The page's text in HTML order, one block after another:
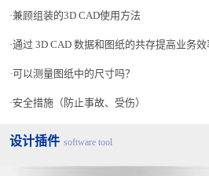
兼顾组装的3D CAD使用方法
通过 3D CAD 数据和图纸的共存提高业务效
可以测量图纸中的尺寸吗？
安全措施（防止事故、受伤）
设计插件 software tool